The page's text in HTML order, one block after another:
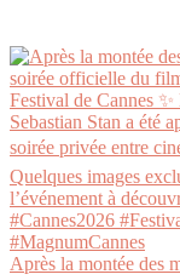
Après la montée des